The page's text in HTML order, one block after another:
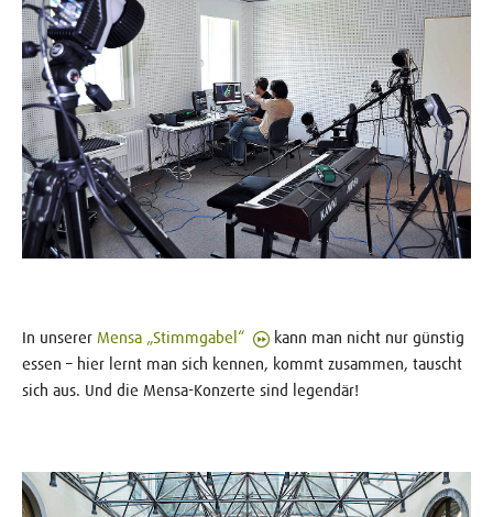
In unserer Mensa „Stimmgabel“
kann man nicht nur günstig
essen – hier lernt man sich kennen, kommt zusammen, tauscht
sich aus. Und die Mensa-Konzerte sind legendär!